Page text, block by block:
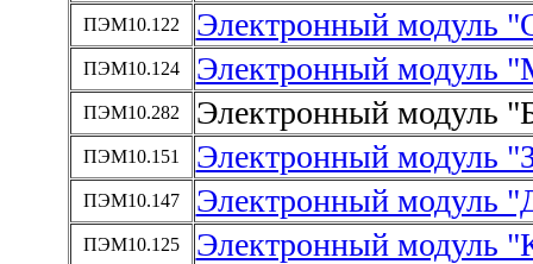
ПЭМ10.122 Электронный модуль
ПЭМ10.124 Электронный модуль
ПЭМ10.282 Электронный модуль
ПЭМ10.151 Электронный модуль
ПЭМ10.147 Электронный модуль
ПЭМ10.125 Электронный модуль